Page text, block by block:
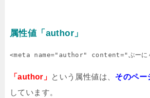
属性値「author」
<meta name="author" content="ぶー
「author」 という属性値は、 そのペー
しています。